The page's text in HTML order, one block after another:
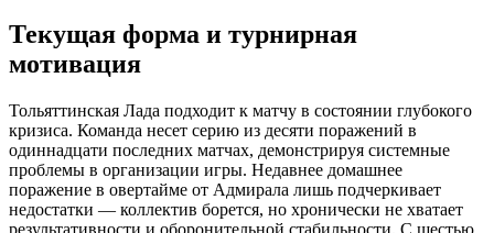
Текущая форма и турнирная
мотивация
Тольяттинская Лада подходит к матчу в состоянии глубокого
кризиса. Команда несет серию из десяти поражений в
одиннадцати последних матчах, демонстрируя системные
проблемы в организации игры. Недавнее домашнее
поражение в овертайме от Адмирала лишь подчеркивает
недостатки — коллектив борется, но хронически не хватает
результативности и оборонительной стабильности. С шестью